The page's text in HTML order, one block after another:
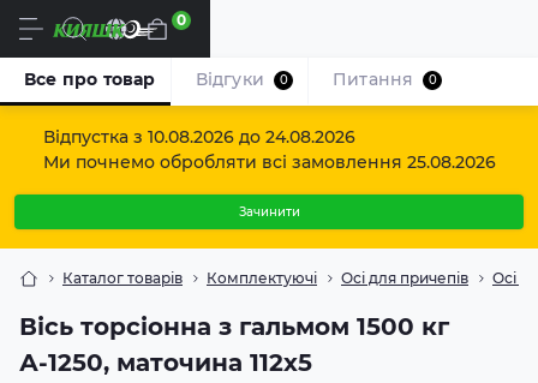
Відпустка з 10.08.2026 до 24.08.2026
Ми почнемо обробляти всі замовлення 25.08.2026
Зачинити
Uk 0
Каталог товарів Комплектуючі Осі для причепів Осі
Вісь торсіонна з гальмом 1500 кг
А-1250, маточина 112х5
Все про товар Відгуки 0 Питання 0